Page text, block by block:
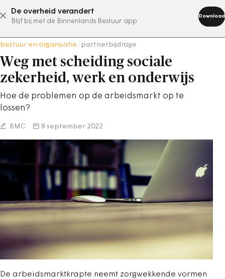
De overheid verandert
Blijf bij met de Binnenlands Bestuur app
Download
abonneer nu
bestuur en organisatie partnerbijdrage
Weg met scheiding sociale
zekerheid, werk en onderwijs
Hoe de problemen op de arbeidsmarkt op te
lossen?
BMC 8 september 2022
De arbeidsmarktkrapte neemt zorgwekkende vormen